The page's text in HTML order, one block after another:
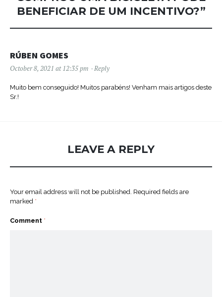
BENEFICIAR DE UM INCENTIVO?”
RÚBEN GOMES
October 8, 2021 at 12:35 pm Reply
Muito bem conseguido! Muitos parabéns! Venham mais artigos deste
Sr.!
LEAVE A REPLY
Your email address will not be published. Required fields are
marked *
Comment *